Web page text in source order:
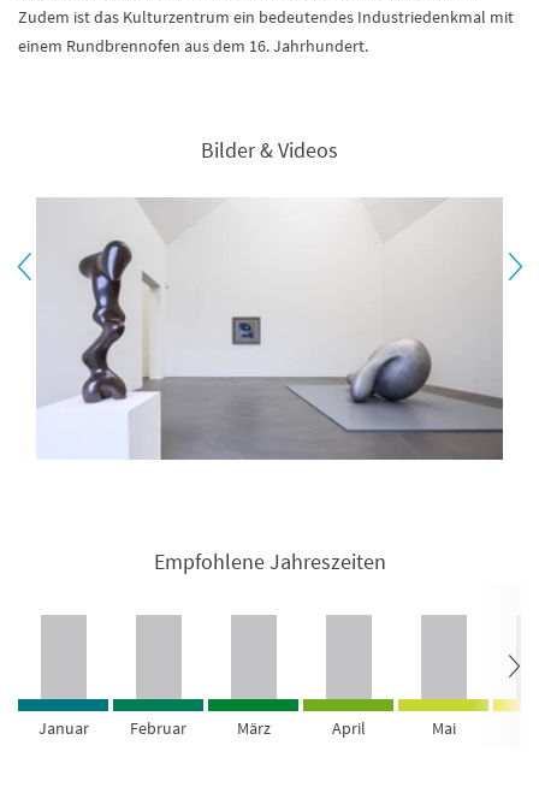
Zudem ist das Kulturzentrum ein bedeutendes Industriedenkmal mit
einem Rundbrennofen aus dem 16. Jahrhundert.
Bilder & Videos
Empfohlene Jahreszeiten
Januar Februar März April Mai